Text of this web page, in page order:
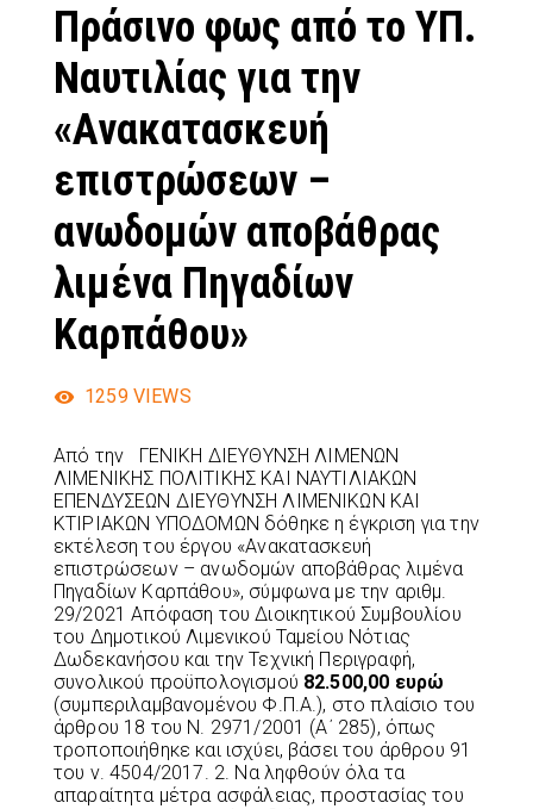
Πράσινο φως από το ΥΠ.
Ναυτιλίας για την
«Ανακατασκευή
επιστρώσεων –
ανωδομών αποβάθρας
λιμένα Πηγαδίων
Καρπάθου»
1259 VIEWS
Από την ΓΕΝΙΚΗ ΔΙΕΥΘΥΝΣΗ ΛΙΜΕΝΩΝ
ΛΙΜΕΝΙΚΗΣ ΠΟΛΙΤΙΚΗΣ KAI ΝΑΥΤΙΛΙΑΚΩΝ
ΕΠΕΝΔΥΣΕΩΝ ΔΙΕΥΘΥΝΣΗ ΛΙΜΕΝΙΚΩΝ KAI
ΚΤΙΡΙΑΚΩΝ ΥΠΟΔΟΜΩΝ δόθηκε η έγκριση για την
εκτέλεση του έργου «Ανακατασκευή
επιστρώσεων – ανωδομών αποβάθρας λιμένα
Πηγαδίων Καρπάθου», σύμφωνα με την αριθμ.
29/2021 Απόφαση του Διοικητικού Συμβουλίου
του Δημοτικού Λιμενικού Ταμείου Νότιας
Δωδεκανήσου και την Τεχνική Περιγραφή,
συνολικού προϋπολογισμού 82.500,00 ευρώ
(συμπεριλαμβανομένου Φ.Π.Α.), στο πλαίσιο του
άρθρου 18 του Ν. 2971/2001 (Α΄ 285), όπως
τροποποιήθηκε και ισχύει, βάσει του άρθρου 91
του ν. 4504/2017. 2. Να ληφθούν όλα τα
απαραίτητα μέτρα ασφάλειας, προστασίας του